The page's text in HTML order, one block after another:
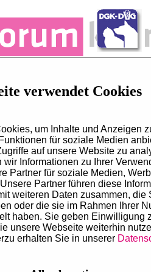
Topics Hottest Topics
Top Downloads
Lost password recovery
or
Type your email addressorusername.
containing instructions about how to
verwendet Cookies
um Inhalte und Anzeigen
für soziale Medien
auf unsere Website zu
Informationen zu Ihrer
Partner für soziale Medien,
Partner führen diese
weiteren Daten zusammen, die
oder die sie im Rahmen Ihrer
haben. Sie geben Einwilligung
unsere Webseite weiterhin
erhalten Sie in unserer